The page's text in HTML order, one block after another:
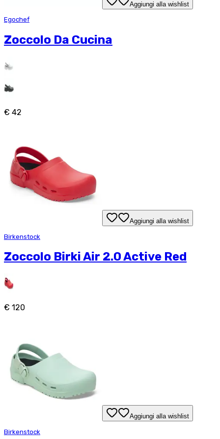
Aggiungi alla wishlist
Egochef
Zoccolo Da Cucina
€ 42
Aggiungi alla wishlist
Birkenstock
Zoccolo Birki Air 2.0 Active Red
€ 120
Aggiungi alla wishlist
Birkenstock